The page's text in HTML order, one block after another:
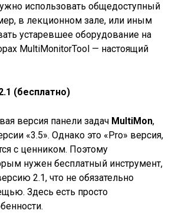
использовать общедоступный
в лекционном зале, или иным
устаревшее оборудование на
MultiMonitorTool — настоящий
(бесплатно)
версия панели задач MultiMon,
«3.5». Однако это «Pro» версия,
с ценником. Поэтому
нужен бесплатный инструмент,
2.1, что не обязательно
Здесь есть просто